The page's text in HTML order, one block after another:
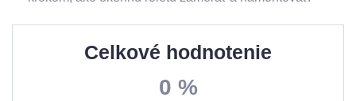
Celkové hodnotenie
0 %